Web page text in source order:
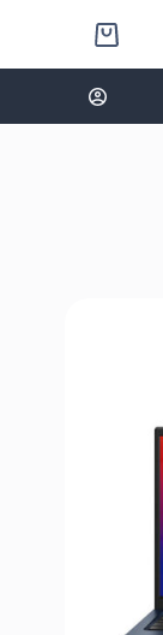
Shopping
cart